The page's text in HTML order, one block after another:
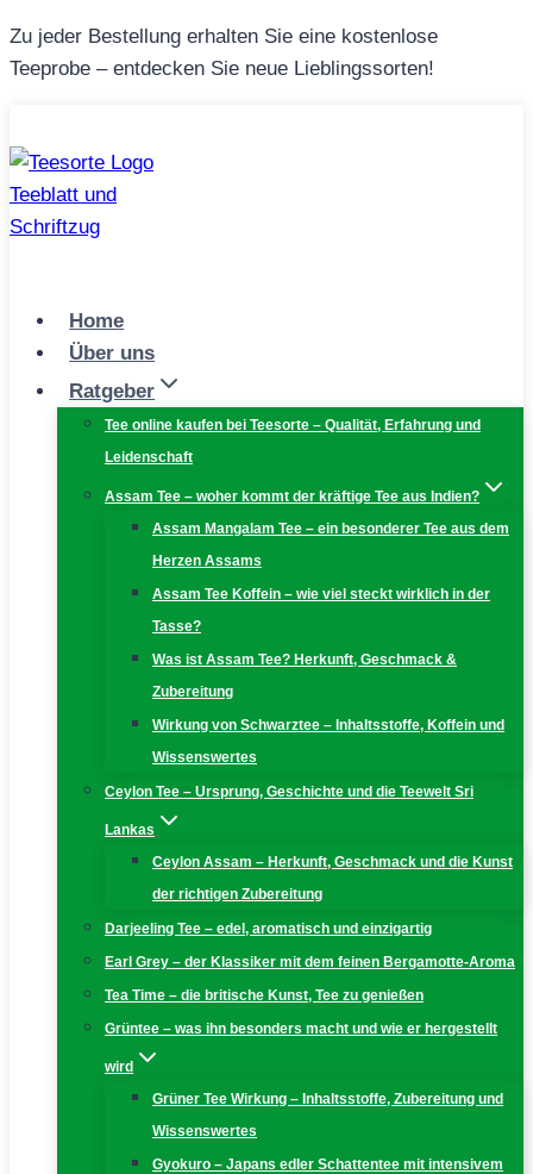
Zum
Inhalt
Zu jeder Bestellung erhalten Sie eine kostenlose
Teeprobe – entdecken Sie neue Lieblingssorten!
Home
Über uns
Ratgeber
Tee online kaufen bei Teesorte – Qualität, Erfahrung und
Leidenschaft
Assam Tee – woher kommt der kräftige Tee aus Indien?
Assam Mangalam Tee – ein besonderer Tee aus dem
Herzen Assams
Assam Tee Koffein – wie viel steckt wirklich in der
Tasse?
Was ist Assam Tee? Herkunft, Geschmack &
Zubereitung
Wirkung von Schwarztee – Inhaltsstoffe, Koffein und
Wissenswertes
Ceylon Tee – Ursprung, Geschichte und die Teewelt Sri
Lankas
Ceylon Assam – Herkunft, Geschmack und die Kunst
der richtigen Zubereitung
Darjeeling Tee – edel, aromatisch und einzigartig
Earl Grey – der Klassiker mit dem feinen Bergamotte-Aroma
Tea Time – die britische Kunst, Tee zu genießen
Grüntee – was ihn besonders macht und wie er hergestellt
wird
Grüner Tee Wirkung – Inhaltsstoffe, Zubereitung und
Wissenswertes
Gyokuro – Japans edler Schattentee mit intensivem